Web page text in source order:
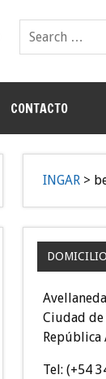
CONTACTO
INGAR >
DOMICILIO
Ciudad de
Tel: (+54